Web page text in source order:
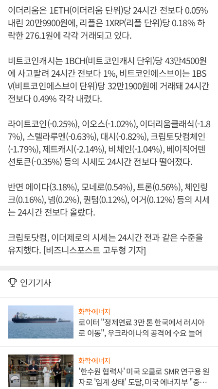
이더리움은 1ETH(이더리움 단위)당 24시간 전보다 0.05%
내린 20만9900원에, 리플은 1XRP(리플 단위)당 0.18% 하
락한 276.1원에 각각 거래되고 있다.
비트코인캐시는 1BCH(비트코인캐시 단위)당 43만4500원
에 사고팔려 24시간 전보다 1%, 비트코인에스브이는 1BS
V(비트코인에스브이 단위)당 32만1900원에 거래돼 24시간
전보다 0.49% 각각 내렸다.
라이트코인(-0.25%), 이오스(-1.02%), 이더리움클래식(-1.8
7%), 스텔라루멘(-0.63%), 대시(-0.82%), 크립토닷컴체인
(-1.79%), 제트캐시(-2.14%), 비체인(-1.04%), 베이직어텐
션토큰(-0.35%) 등의 시세도 24시간 전보다 떨어졌다.
반면 에이다(3.18%), 모네로(0.54%), 트론(0.56%), 체인링
크(0.16%), 넴(0.2%), 퀀텀(0.12%), 어거(0.12%) 등의 시세
는 24시간 전보다 올랐다.
크립토닷컴, 이더제로의 시세는 24시간 전과 같은 수준을
유지했다. [비즈니스포스트 고두형 기자]
인기기사
화학·에너지
로이터 "정제연료 3만 톤 한국에서 러시아
로 이동", 우크라이나의 공격에 수요 늘어
화학·에너지
'한수원 협력사' 미국 오클로 SMR 연구용 원
자로 '임계 상태' 도달, 미국 에너지부 "중요